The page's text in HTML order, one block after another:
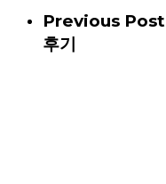
Previous Post
후기